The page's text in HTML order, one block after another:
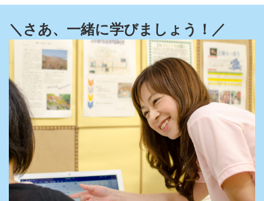
＼さあ、一緒に学びましょう！／